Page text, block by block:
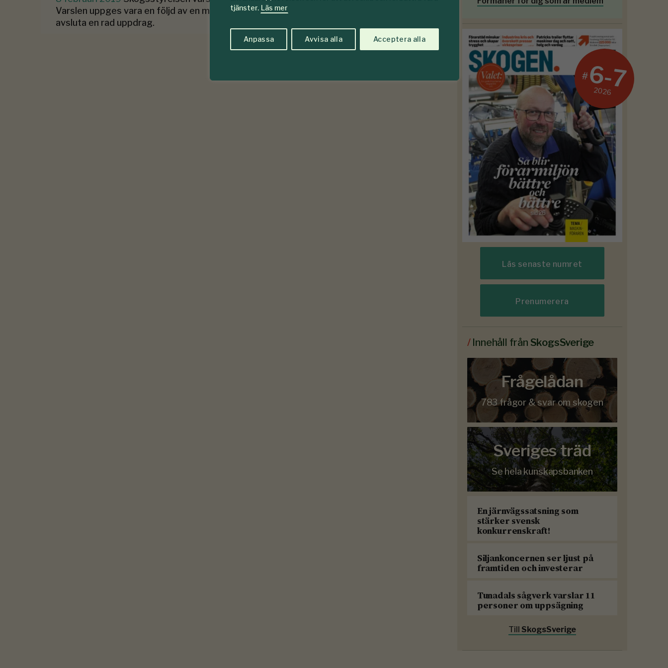
tjänster. Läs mer
Anpassa Avvisa alla Acceptera alla
Varslen uppges vara en följd av en minskad budget för 2019 och regeringens beslut att
avsluta en rad uppdrag.
#6-7
2026
Läs senaste numret
Prenumerera
/ Innehåll från SkogsSverige
Frågelådan
783 frågor & svar om skogen
Sveriges träd
Se hela kunskapsbanken
En järnvägssatsning som
stärker svensk
konkurrenskraft!
Siljankoncernen ser ljust på
framtiden och investerar
Tunadals sågverk varslar 11
personer om uppsägning
Till SkogsSverige